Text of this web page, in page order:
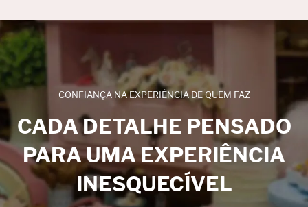
CONFIANÇA NA EXPERIÊNCIA DE QUEM FAZ
CADA DETALHE PENSADO
PARA UMA EXPERIÊNCIA
INESQUECÍVEL